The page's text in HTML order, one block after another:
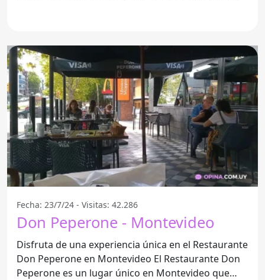
Fecha: 23/7/24 - Visitas: 42.286
Don Peperone - Montevideo
Disfruta de una experiencia única en el Restaurante
Don Peperone en Montevideo El Restaurante Don
Peperone es un lugar único en Montevideo que